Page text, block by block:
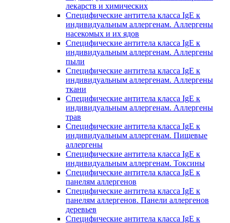
лекарств и химических
Специфические антитела класса IgE к
индивидуальным аллергенам. Аллергены
насекомых и их ядов
Специфические антитела класса IgE к
индивидуальным аллергенам. Аллергены
пыли
Специфические антитела класса IgE к
индивидуальным аллергенам. Аллергены
ткани
Специфические антитела класса IgE к
индивидуальным аллергенам. Аллергены
трав
Специфические антитела класса IgE к
индивидуальным аллергенам. Пищевые
аллергены
Специфические антитела класса IgE к
индивидуальным аллергенам. Токсины
Специфические антитела класса IgE к
панелям аллергенов
Специфические антитела класса IgE к
панелям аллергенов. Панели аллергенов
деревьев
Специфические антитела класса IgE к